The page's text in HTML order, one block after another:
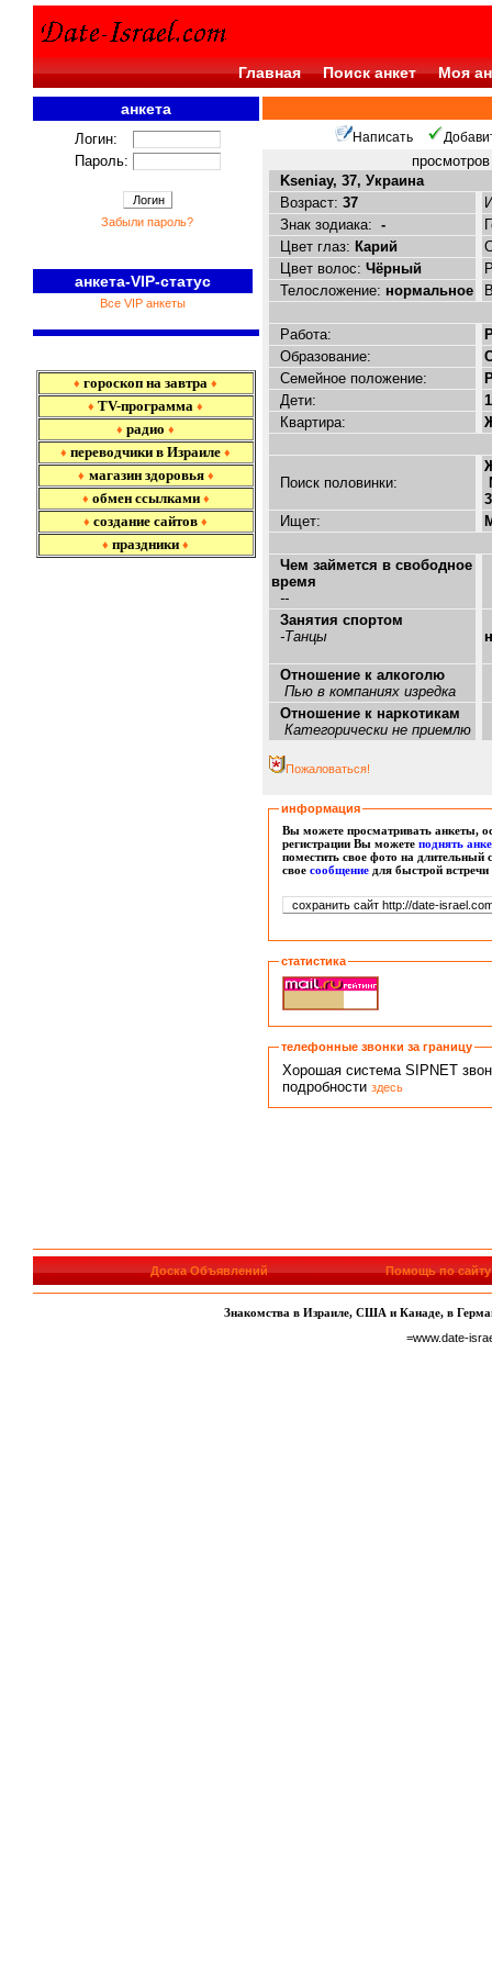
Главная Поиск анкет Моя
анкета
Логин:
Пароль:
Забыли пароль?
анкета-VIP-статус
Все VIP анкеты
♦ гороскоп на завтра ♦
♦ TV-программа ♦
♦ радио ♦
♦ переводчики в Израиле ♦
♦ магазин здоровья ♦
♦ обмен ссылками ♦
♦ создание сайтов ♦
♦ праздники ♦
Написать
Kseniay, 37, Украина
Возраст: 37
Знак зодиака: -
Цвет глаз: Карий
Цвет волос: Чёрный
Телосложение: нормальное
Работа:
Образование:
Семейное положение:
Дети:
1
Квартира:
Поиск половинки:
Ищет:
Чем займется в свободное
время
--
Занятия спортом
-Танцы
Отношение к алкоголю
Пью в компаниях изредка
Отношение к наркотикам
Категорически не приемлю
Пожаловаться!
информация
Вы можете просматривать анкеты,
регистрации Вы можетеподнять
поместить свое фото на длительный
своесообщение для быстрой
статистика
телефонные звонки за границу
Хорошая система SIPNET
подробностиздесь
Доска Объявлений Помощь по сайту
Знакомства в Израиле, США и Канаде, в
=www.date-